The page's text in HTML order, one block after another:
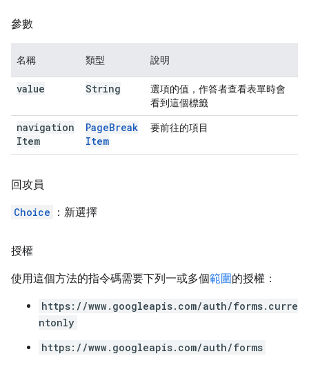
參數
名稱 類型 說明
value String
選項的值，作答者查看表單時會
看到這個標籤
navigation
Item
PageBreak
Item
要前往的項目
回攻員
Choice ：新選擇
授權
使用這個方法的指令碼需要下列一或多個範圍的授權：
https://www.googleapis.com/auth/forms.curre
ntonly
https://www.googleapis.com/auth/forms